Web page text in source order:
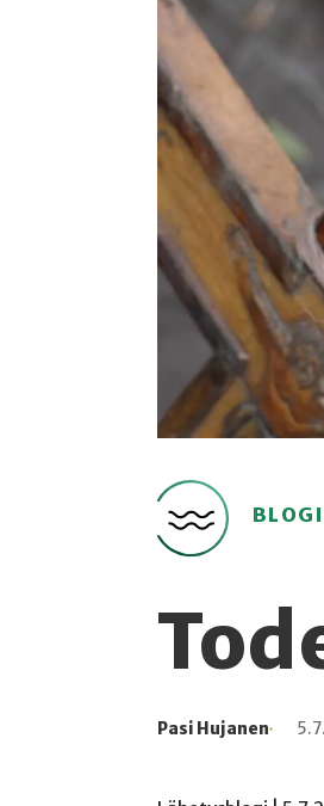
BLOGI
Kirjoittaja
Pasi Hujanen
Julkaistu
Lukuaika
Lukukertoja